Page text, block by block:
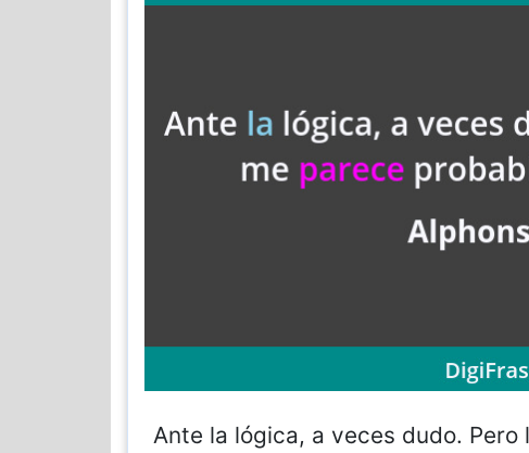
Ante la lógica, a veces dudo.